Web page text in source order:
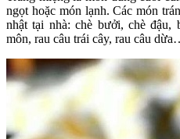
ngọt hoặc món lạnh. Các món
nhật tại nhà: chè bưởi, chè đậu,
môn, rau câu trái cây, rau câu